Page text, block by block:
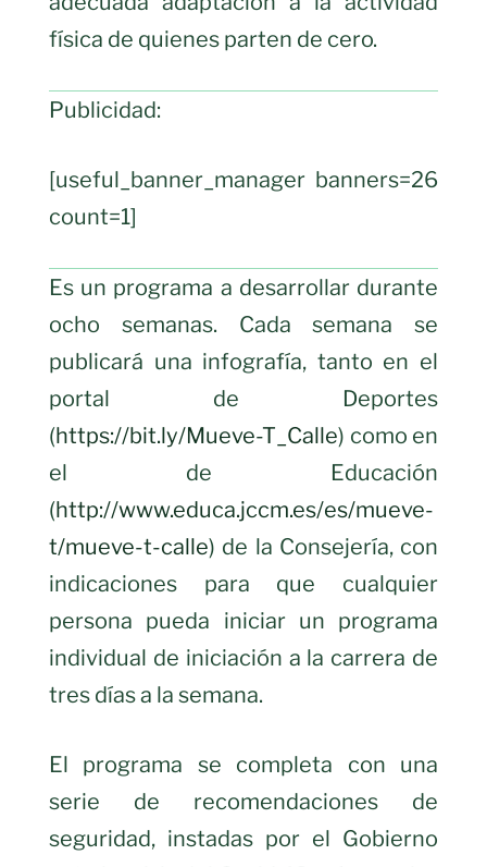
física de quienes parten de cero.
Publicidad:
[useful_banner_manager banners=26
count=1]
Es un programa a desarrollar durante
ocho semanas. Cada semana se
publicará una infografía, tanto en el
portal de Deportes
(https://bit.ly/Mueve-T_Calle) como en
el de Educación
(http://www.educa.jccm.es/es/mueve-
t/mueve-t-calle) de la Consejería, con
indicaciones para que cualquier
persona pueda iniciar un programa
individual de iniciación a la carrera de
tres días a la semana.
El programa se completa con una
serie de recomendaciones de
seguridad, instadas por el Gobierno